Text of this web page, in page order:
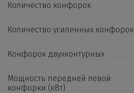
Количество конфорок
Количество усиленных конфорок
Конфорок двухконтурных
Мощность передней левой
конфорки (кВт)